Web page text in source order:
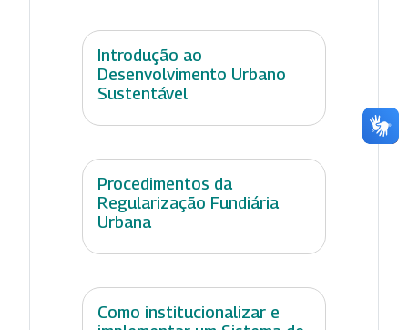
Introdução ao
Desenvolvimento Urbano
Sustentável
Procedimentos da
Regularização Fundiária
Urbana
Como institucionalizar e